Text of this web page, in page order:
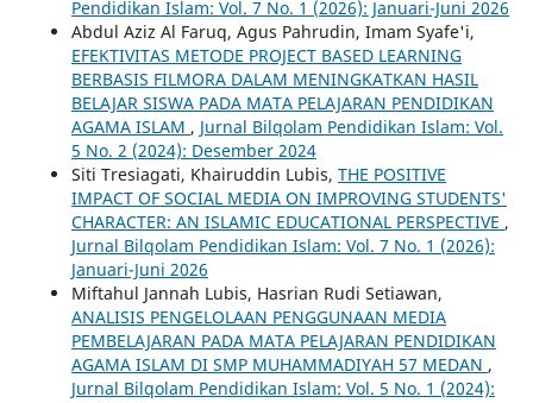
Pendidikan Islam: Vol. 7 No. 1 (2026): Januari-Juni 2026
Abdul Aziz Al Faruq, Agus Pahrudin, Imam Syafe'i,
EFEKTIVITAS METODE PROJECT BASED LEARNING
BERBASIS FILMORA DALAM MENINGKATKAN HASIL
BELAJAR SISWA PADA MATA PELAJARAN PENDIDIKAN
AGAMA ISLAM , Jurnal Bilqolam Pendidikan Islam: Vol.
5 No. 2 (2024): Desember 2024
Siti Tresiagati, Khairuddin Lubis, THE POSITIVE
IMPACT OF SOCIAL MEDIA ON IMPROVING STUDENTS'
CHARACTER: AN ISLAMIC EDUCATIONAL PERSPECTIVE ,
Jurnal Bilqolam Pendidikan Islam: Vol. 7 No. 1 (2026):
Januari-Juni 2026
Miftahul Jannah Lubis, Hasrian Rudi Setiawan,
ANALISIS PENGELOLAAN PENGGUNAAN MEDIA
PEMBELAJARAN PADA MATA PELAJARAN PENDIDIKAN
AGAMA ISLAM DI SMP MUHAMMADIYAH 57 MEDAN ,
Jurnal Bilqolam Pendidikan Islam: Vol. 5 No. 1 (2024):